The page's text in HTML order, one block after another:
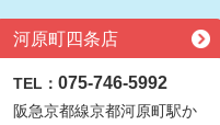
河原町四条店
TEL： 075-746-5992
阪急京都線京都河原町駅か